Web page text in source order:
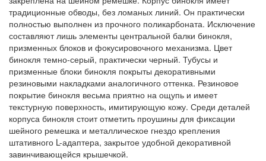
традиционные обводы, без ломаных линий. Он практически
полностью выполнен из прочного поликарбоната. Исключение
составляют лишь элементы центральной балки бинокля,
призменных блоков и фокусировочного механизма. Цвет
бинокля темно-серый, практически черный. Тубусы и
призменные блоки бинокля покрыты декоративными
резиновыми накладками аналогичного оттенка. Резиновое
покрытие бинокля весьма приятно на ощупь и имеет
текстурную поверхность, имитирующую кожу. Среди деталей
корпуса бинокля стоит отметить проушины для фиксации
шейного ремешка и металлическое гнездо крепления
штативного L-адаптера, закрытое удобной декоративной
завинчивающейся крышечкой.